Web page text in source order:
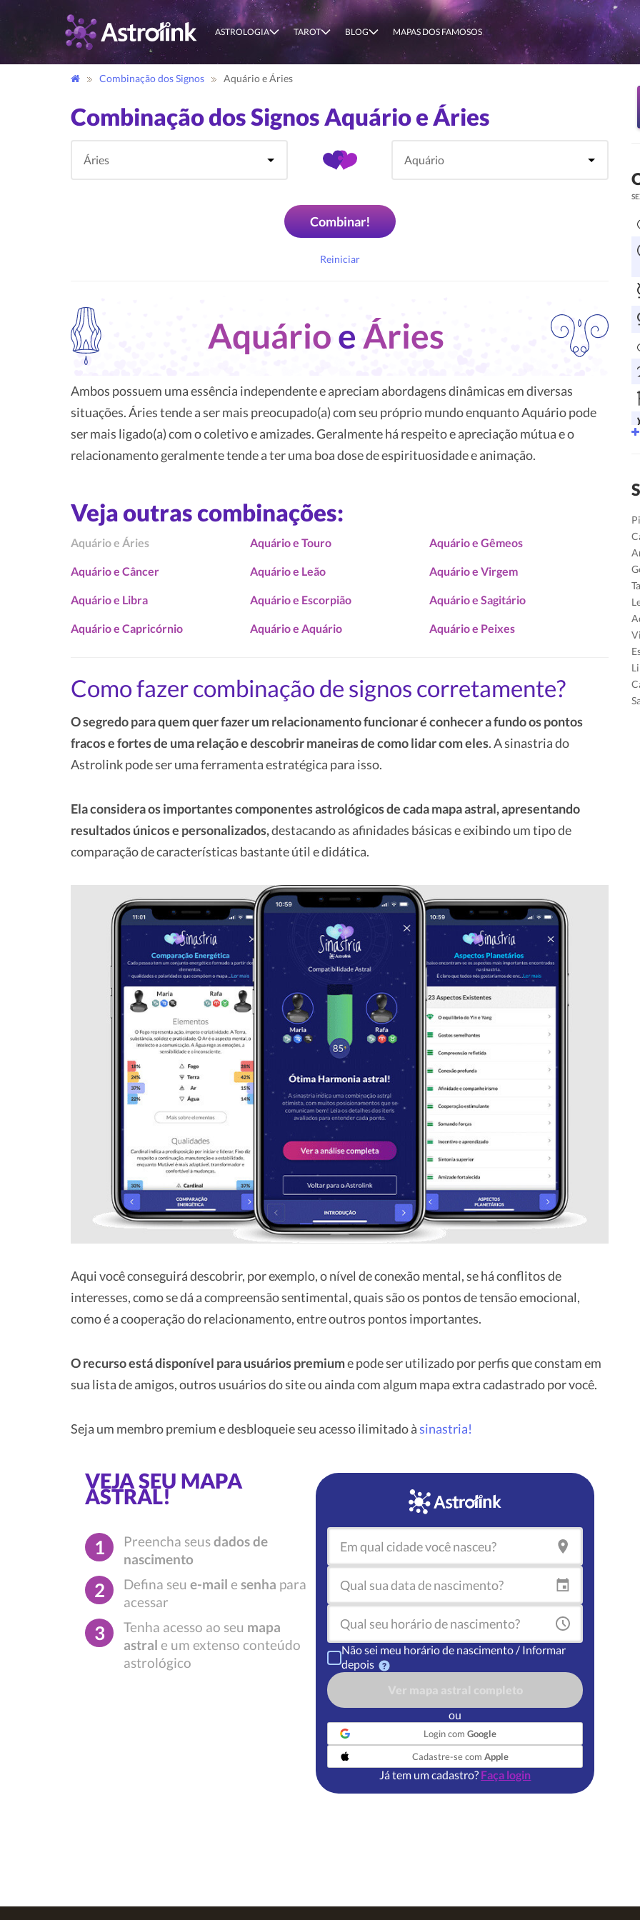
ASTROLOGIA TAROT BLOG MAPAS DOS FAMOSOS
Combinação dos Signos Aquário e Áries
Combinação dos Signos Aquário e Áries
Combinar!
Reiniciar
Aquárioe Áries
Ambos possuem uma essência independente e apreciam abordagens dinâmicas em diversas
situações. Áries tende a ser mais preocupado(a) com seu próprio mundo enquanto Aquário pode
ser mais ligado(a) com o coletivo e amizades. Geralmente há respeito e apreciação mútua e o
relacionamento geralmente tende a ter uma boa dose de espirituosidade e animação.
Veja outras combinações:
Aquário e Áries Aquário e Touro Aquário e Gêmeos
Aquário e Câncer Aquário e Leão Aquário e Virgem
Aquário e Libra Aquário e Escorpião Aquário e Sagitário
Aquário e Capricórnio Aquário e Aquário Aquário e Peixes
Como fazer combinação de signos corretamente?
O segredo para quem quer fazer um relacionamento funcionar é conhecer a fundo os pontos
fracos e fortes de uma relação e descobrir maneiras de como lidar com eles. A sinastria do
Astrolink pode ser uma ferramenta estratégica para isso.
Ela considera os importantes componentes astrológicos de cada mapa astral, apresentando
resultados únicos e personalizados,destacando as afinidades básicas e exibindo um tipo de
comparação de características bastante útil e didática.
Aqui você conseguirá descobrir, por exemplo, o nível de conexão mental, se há conflitos de
interesses, como se dá a compreensão sentimental, quais são os pontos de tensão emocional,
como é a cooperação do relacionamento, entre outros pontos importantes.
O recurso está disponível para usuários premiume pode ser utilizado por perfis que constam em
sua lista de amigos, outros usuários do site ou ainda com algum mapa extra cadastrado por você.
Seja um membro premium e desbloqueie seu acesso ilimitado àsinastria!
VEJA SEU MAPA
ASTRAL!
1 Preencha seusdados de
nascimento
2 Defina seu e-mail e senha para
acessar
3 Tenha acesso ao seu mapa
astral e um extenso conteúdo
astrológico
Não sei meu horário de nascimento / Informar
depois
ou
Login com Google
Cadastre-se com Apple
Já tem um cadastro? Faça login